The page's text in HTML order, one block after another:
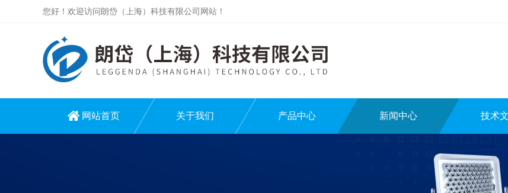
您好！欢迎访问朗岱（上海）科技有限公司网站！
网站首页 关于我们 产品中心 新闻中心 技术